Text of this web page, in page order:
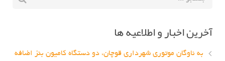
آخرین اخبار و اطلاعیه ها
به ناوگان موتوری شهرداری قوچان، دو دستگاه کامیون بنز اضافه